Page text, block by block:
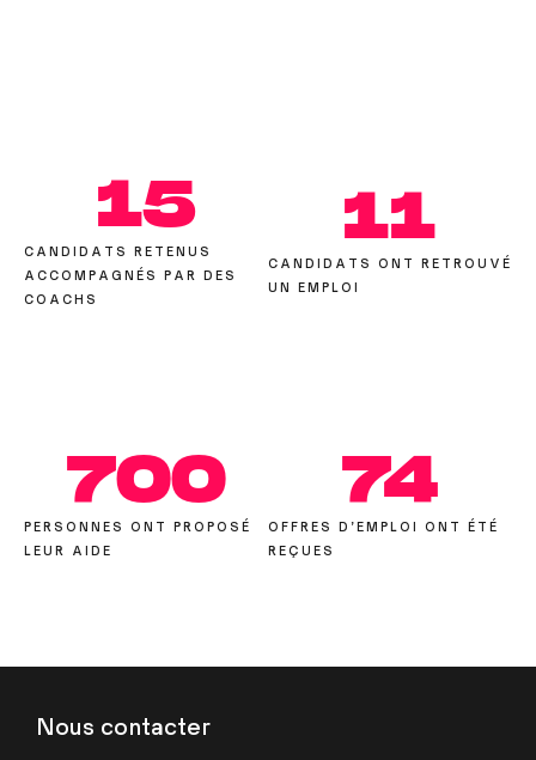
CANDIDATS RETENUS
ACCOMPAGNÉS PAR DES
COACHS
15
CANDIDATS ONT RETROUVÉ
UN EMPLOI
11
PERSONNES ONT PROPOSÉ
LEUR AIDE
700
OFFRES D’EMPLOI ONT ÉTÉ
REÇUES
74
Nous contacter